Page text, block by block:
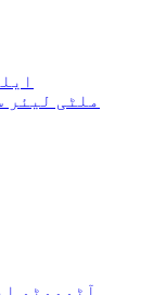
ملٹی لیئر